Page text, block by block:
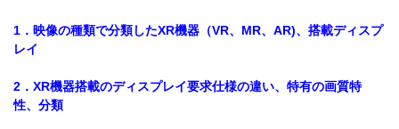
1．映像の種類で分類したXR機器（VR、MR、AR)、搭載ディスプ
レイ
2．XR機器搭載のディスプレイ要求仕様の違い、特有の画質特
性、分類